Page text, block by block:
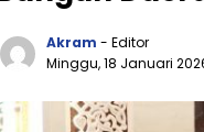
Akram - Editor
Minggu, 18 Januari